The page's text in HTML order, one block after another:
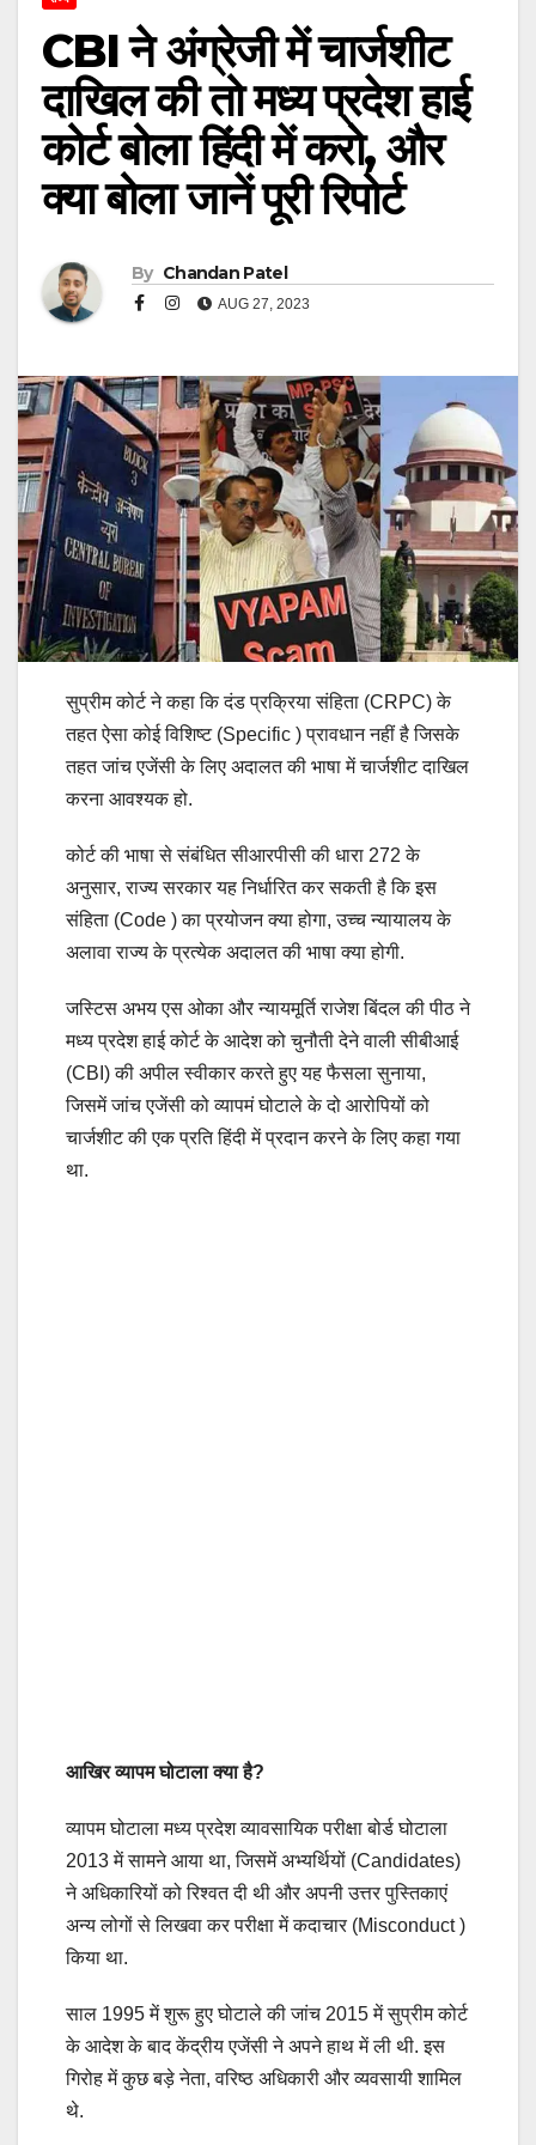
CBI ने अंग्रेजी में चार्जशीट
दाखिल की तो मध्य प्रदेश हाई
कोर्ट बोला हिंदी में करो, और
क्या बोला जानें पूरी रिपोर्ट
By Chandan Patel
AUG 27, 2023
सुप्रीम कोर्ट ने कहा कि दंड प्रक्रिया संहिता (CRPC) के
तहत ऐसा कोई विशिष्ट (Specific ) प्रावधान नहीं है जिसके
तहत जांच एजेंसी के लिए अदालत की भाषा में चार्जशीट दाखिल
करना आवश्यक हो.
कोर्ट की भाषा से संबंधित सीआरपीसी की धारा 272 के
अनुसार, राज्य सरकार यह निर्धारित कर सकती है कि इस
संहिता (Code ) का प्रयोजन क्या होगा, उच्च न्यायालय के
अलावा राज्य के प्रत्येक अदालत की भाषा क्या होगी.
जस्टिस अभय एस ओका और न्यायमूर्ति राजेश बिंदल की पीठ ने
मध्य प्रदेश हाई कोर्ट के आदेश को चुनौती देने वाली सीबीआई
(CBI) की अपील स्वीकार करते हुए यह फैसला सुनाया,
जिसमें जांच एजेंसी को व्यापमं घोटाले के दो आरोपियों को
चार्जशीट की एक प्रति हिंदी में प्रदान करने के लिए कहा गया
था.
आखिर व्यापम घोटाला क्या है?
व्यापम घोटाला मध्य प्रदेश व्यावसायिक परीक्षा बोर्ड घोटाला
2013 में सामने आया था, जिसमें अभ्यर्थियों (Candidates)
ने अधिकारियों को रिश्वत दी थी और अपनी उत्तर पुस्तिकाएं
अन्य लोगों से लिखवा कर परीक्षा में कदाचार (Misconduct )
किया था.
साल 1995 में शुरू हुए घोटाले की जांच 2015 में सुप्रीम कोर्ट
के आदेश के बाद केंद्रीय एजेंसी ने अपने हाथ में ली थी. इस
गिरोह में कुछ बड़े नेता, वरिष्ठ अधिकारी और व्यवसायी शामिल
थे.